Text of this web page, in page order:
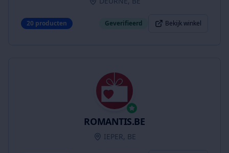
20 producten Geverifieerd Bekijk winkel
ROMANTIS.BE
IEPER, BE